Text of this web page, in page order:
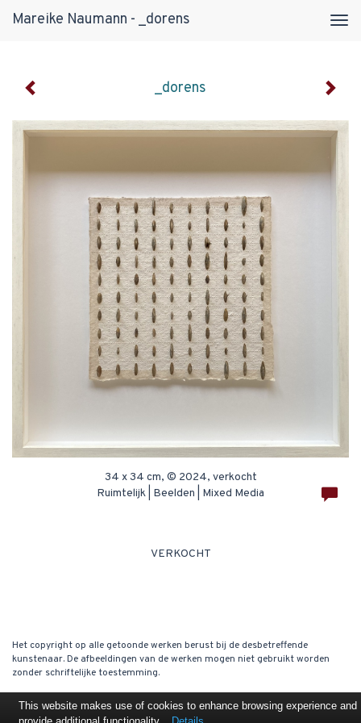
Mareike Naumann - _dorens
_dorens
34 x 34 cm, © 2024, verkocht
Ruimtelijk | Beelden | Mixed Media
VERKOCHT
Het copyright op alle getoonde werken berust bij de desbetreffende
kunstenaar. De afbeeldingen van de werken mogen niet gebruikt worden
zonder schriftelijke toestemming.
This website makes use of cookies to enhance browsing experience and